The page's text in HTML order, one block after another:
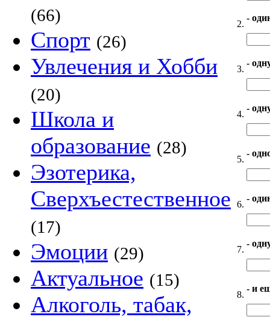
(66)
Спорт (26)
Увлечения и Хобби
(20)
Школа и
образование (28)
Эзотерика,
Сверхъестественное
(17)
Эмоции (29)
Актуальное (15)
Алкоголь, табак,
2.
-
3.
-
4.
-
5.
-
6.
-
7.
-
8.
- и